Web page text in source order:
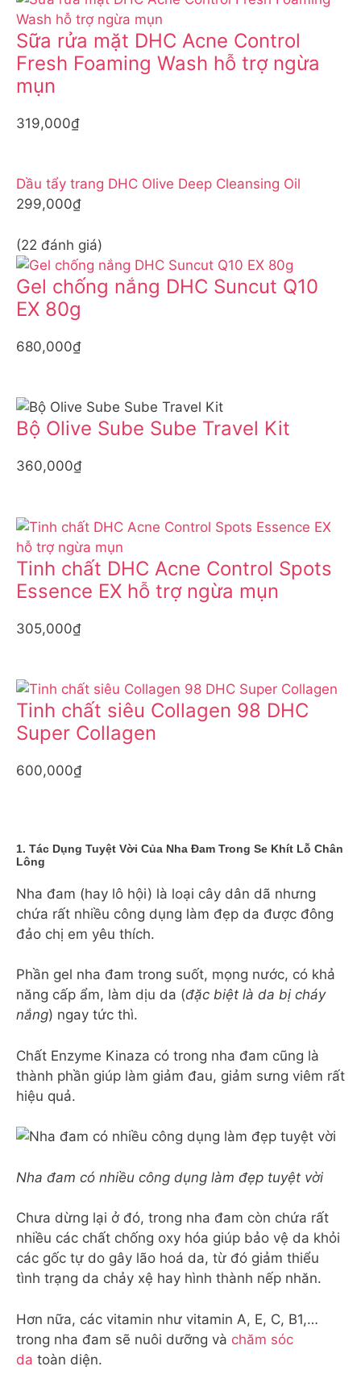
Sữa rửa mặt DHC Acne Control
Fresh Foaming Wash hỗ trợ ngừa
mụn
319,000₫
Dầu tẩy trang DHC Olive Deep Cleansing Oil
299,000₫
(22 đánh giá)
Gel chống nắng DHC Suncut Q10
EX 80g
680,000₫
Bộ Olive Sube Sube Travel Kit
360,000₫
Tinh chất DHC Acne Control Spots
Essence EX hỗ trợ ngừa mụn
305,000₫
Tinh chất siêu Collagen 98 DHC
Super Collagen
600,000₫
1. Tác Dụng Tuyệt Vời Của Nha Đam Trong Se Khít Lỗ Chân
Lông
Nha đam (hay lô hội) là loại cây dân dã nhưng
chứa rất nhiều công dụng làm đẹp da được đông
đảo chị em yêu thích.
Phần gel nha đam trong suốt, mọng nước, có khả
năng cấp ẩm, làm dịu da (đặc biệt là da bị cháy
nắng) ngay tức thì.
Chất Enzyme Kinaza có trong nha đam cũng là
thành phần giúp làm giảm đau, giảm sưng viêm rất
hiệu quả.
Nha đam có nhiều công dụng làm đẹp tuyệt vời
Chưa dừng lại ở đó, trong nha đam còn chứa rất
nhiều các chất chống oxy hóa giúp bảo vệ da khỏi
các gốc tự do gây lão hoá da, từ đó giảm thiểu
tình trạng da chảy xệ hay hình thành nếp nhăn.
Hơn nữa, các vitamin như vitamin A, E, C, B1,…
trong nha đam sẽ nuôi dưỡng và chăm sóc
da toàn diện.